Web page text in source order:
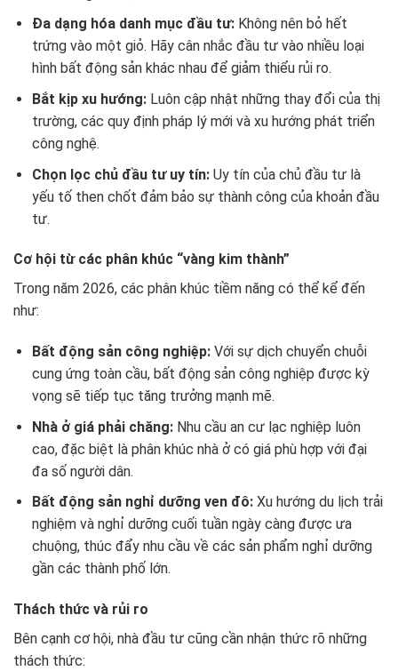
Đa dạng hóa danh mục đầu tư:Không nên bỏ hết
trứng vào một giỏ. Hãy cân nhắc đầu tư vào nhiều loại
hình bất động sản khác nhau để giảm thiểu rủi ro.
Bắt kịp xu hướng:Luôn cập nhật những thay đổi của thị
trường, các quy định pháp lý mới và xu hướng phát triển
công nghệ.
Chọn lọc chủ đầu tư uy tín:Uy tín của chủ đầu tư là
yếu tố then chốt đảm bảo sự thành công của khoản đầu
tư.
Cơ hội từ các phân khúc “vàng kim thành”
Trong năm 2026, các phân khúc tiềm năng có thể kể đến
như:
Bất động sản công nghiệp:Với sự dịch chuyển chuỗi
cung ứng toàn cầu, bất động sản công nghiệp được kỳ
vọng sẽ tiếp tục tăng trưởng mạnh mẽ.
Nhà ở giá phải chăng:Nhu cầu an cư lạc nghiệp luôn
cao, đặc biệt là phân khúc nhà ở có giá phù hợp với đại
đa số người dân.
Bất động sản nghỉ dưỡng ven đô:Xu hướng du lịch trải
nghiệm và nghỉ dưỡng cuối tuần ngày càng được ưa
chuộng, thúc đẩy nhu cầu về các sản phẩm nghỉ dưỡng
gần các thành phố lớn.
Thách thức và rủi ro
Bên cạnh cơ hội, nhà đầu tư cũng cần nhận thức rõ những
thách thức: